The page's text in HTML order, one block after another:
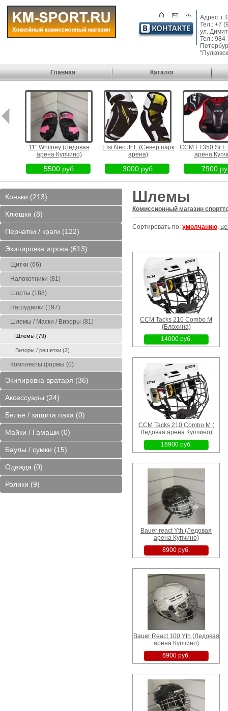
Адрес: г.
Тел.: +7
ул.
Тел.:
Главная Каталог
11" Whitney (Ледовая
арена Купчино)
5500 руб.
Efsi Neo Jr L (Север парк
арена)
3000 руб.
CCM FT350 Sr L
арена
7900
6 Bauer Xls (Ледовая
арена Купчино)
10500 руб.
Warrior QRE5 70 Flex Left
8000 руб.
N. Bauer Yth L (Блохина)
2900 руб.
28" Bauer на колесах с
выдвижной ручкой
(Ледовая арена
8" Mad Gay
арена
Коньки (213)
Клюшки (8)
Перчатки / краги (122)
Экипировка игрока (613)
Щитки (66)
Налокотники (81)
Шорты (188)
Нагрудники (197)
Шлемы / Маски / Визоры (81)
Шлемы (79)
Визоры / решетки (2)
Комплекты формы (0)
Экипировка вратаря (36)
Аксессуары (24)
Белье / защита паха (0)
Майки / Гамаши (0)
Баулы / сумки (15)
Одежда (0)
Ролики (9)
Шлемы
Комиссионный магазин
Сортировать по: умолчанию,
CCM Tacks 210 Combo M
(Блохина)
14000 руб.
CCM Tacks 210 Combo M (
Ледовая арена Купчино)
16900 руб.
Bauer react Yth (Ледовая
арена Купчино)
8900 руб.
Bauer React 100 Yth (Ледовая
арена Купчино)
6900 руб.